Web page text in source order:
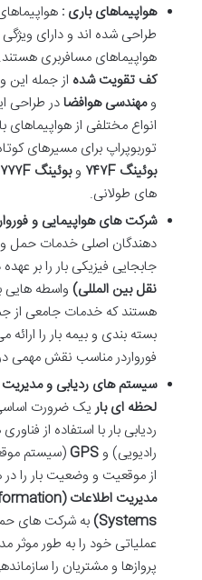
هواپیماهای باری :
طراحی شده اند و دارای
هواپیماهای مسافربری
کف تقویت شده از جمله
ومهندسی هوافضادر طراحی
انواع مختلفی از
توربوپراپ برای مسیرهای
بوئینگ ۷۴۷F وبوئینگ ۷۷۷F
های طولانی.
شرکت های هواپیمایی و
دهندگان اصلی خدمات حمل
جابجایی فیزیکی بار را بر عهده
نقل بین المللی) واسطه هایی
هستند که خدمات جامعی از
بسته بندی و بیمه بار را
فورواردر مناسب نقش مهمی
سیستم های ردیابی و مدیریت
لحظه ای باریک ضرورت
ردیابی بار با استفاده از
رادیویی) وGPS(سیستم
از موقعیت و وضعیت بار را
مدیریت اطلاعات
Systems) به شرکت های
عملیاتی خود را به طور موثر
پروازها و مشتریان را